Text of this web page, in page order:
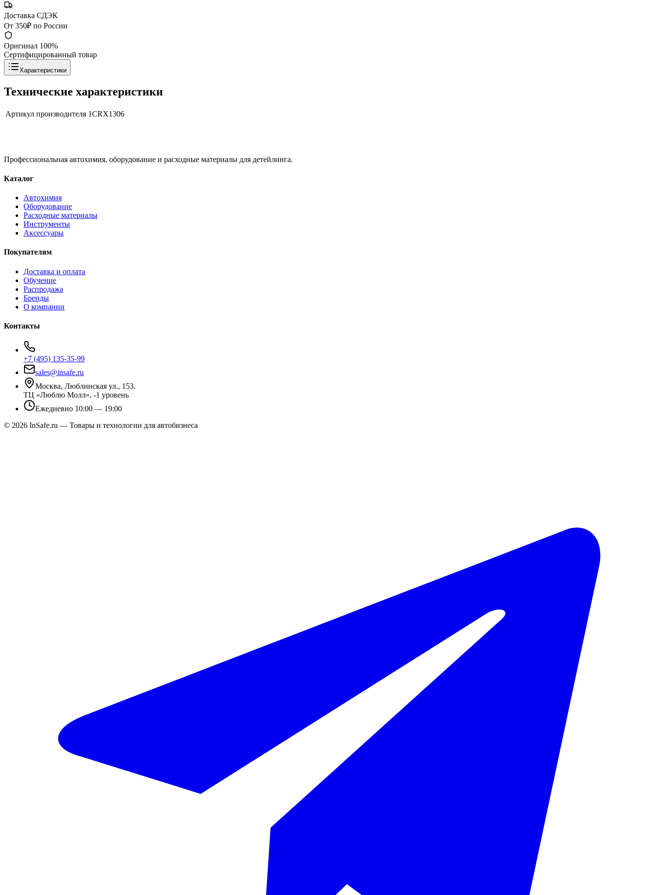
Доставка СДЭК
От 350₽ по России
Оригинал 100%
Сертифицированный товар
Характеристики
Технические характеристики
Артикул производителя 1CRX1306
Профессиональная автохимия, оборудование и расходные материалы для детейлинга.
Каталог
Автохимия
Оборудование
Расходные материалы
Инструменты
Аксессуары
Покупателям
Доставка и оплата
Обучение
Распродажа
Бренды
О компании
Контакты
+7 (495) 135-35-99
sales@insafe.ru
Москва, Люблинская ул., 153.
ТЦ «Люблю Молл», -1 уровень
Ежедневно 10:00 — 19:00
© 2026 InSafe.ru — Товары и технологии для автобизнеса